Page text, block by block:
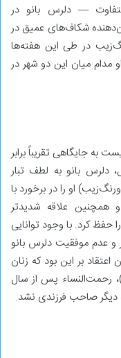
— دلرس بانو در
شکاف‌های عمیق در
در طی این هفته‌ها
میان این دو شهر در
به جایگاهی تقریباً برابر
دلرس بانو به لطف تبار
او را در برخورد با
علاقه شدیدتر
حفظ کرد. با وجود توانایی
و عدم موفقیت دلرس بانو
دهه‌ ۱۶۵۰ (در آن زمان اعتقاد بر این بود که زنان
رحمت‌النساء پس از سال